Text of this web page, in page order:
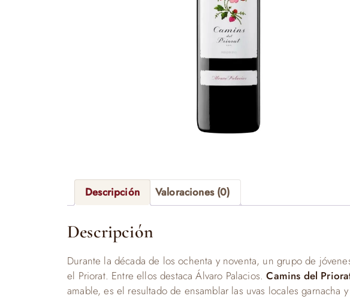
Descripción Valoraciones (0)
Descripción
Durante la década de los ochenta y noventa, un grupo de
el Priorat. Entre ellos destaca Álvaro Palacios.Camins del
amable, es el resultado de ensamblar las uvas locales